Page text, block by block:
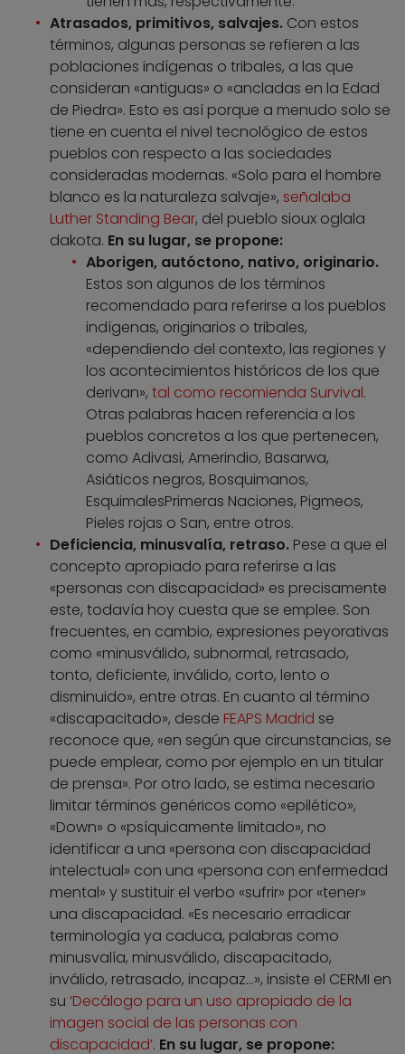
Atrasados, primitivos, salvajes. Con estos
términos, algunas personas se refieren a las
poblaciones indígenas o tribales, a las que
consideran «antiguas» o «ancladas en la Edad
de Piedra». Esto es así porque a menudo solo se
tiene en cuenta el nivel tecnológico de estos
pueblos con respecto a las sociedades
consideradas modernas. «Solo para el hombre
blanco es la naturaleza salvaje», señalaba
Luther Standing Bear, del pueblo sioux oglala
dakota. En su lugar, se propone:
Aborigen, autóctono, nativo, originario.
Estos son algunos de los términos
recomendado para referirse a los pueblos
indígenas, originarios o tribales,
«dependiendo del contexto, las regiones y
los acontecimientos históricos de los que
derivan», tal como recomienda Survival.
Otras palabras hacen referencia a los
pueblos concretos a los que pertenecen,
como Adivasi, Amerindio, Basarwa,
Asiáticos negros, Bosquimanos,
EsquimalesPrimeras Naciones, Pigmeos,
Pieles rojas o San, entre otros.
Deficiencia, minusvalía, retraso. Pese a que el
concepto apropiado para referirse a las
«personas con discapacidad» es precisamente
este, todavía hoy cuesta que se emplee. Son
frecuentes, en cambio, expresiones peyorativas
como «minusválido, subnormal, retrasado,
tonto, deficiente, inválido, corto, lento o
disminuido», entre otras. En cuanto al término
«discapacitado», desde FEAPS Madrid se
reconoce que, «en según que circunstancias, se
puede emplear, como por ejemplo en un titular
de prensa». Por otro lado, se estima necesario
limitar términos genéricos como «epilético»,
«Down» o «psíquicamente limitado», no
identificar a una «persona con discapacidad
intelectual» con una «persona con enfermedad
mental» y sustituir el verbo «sufrir» por «tener»
una discapacidad. «Es necesario erradicar
terminología ya caduca, palabras como
minusvalía, minusválido, discapacitado,
inválido, retrasado, incapaz…», insiste el CERMI en
su ‘Decálogo para un uso apropiado de la
imagen social de las personas con
discapacidad’. En su lugar, se propone: